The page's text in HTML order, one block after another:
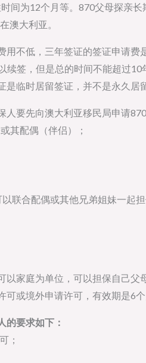
间为12个月等。870父母探亲
澳大利亚。
用不低，三年签证的签证申请费
续签，但是总的时间不能超过
临时居留签证，并不是永久居
要先向澳大利亚移民局申请
其配偶（伴侣）；
联合配偶或其他兄弟姐妹一起
家庭为单位，可以担保自己父
或境外申请许可，有效期是6个
的要求如下：
；